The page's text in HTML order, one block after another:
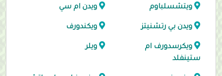
ويتشسلباوم ويدن ام سي
ويدن بي رتشنيتز ويكندورف
ويكرسدورف ام
ستينفلد
ويلر